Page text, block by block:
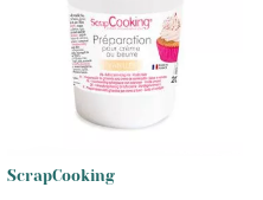
ScrapCooking